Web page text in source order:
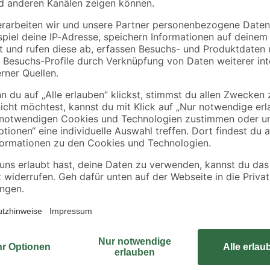
halbrund auf 4 Füßen
28,5 x 15 x 9,5 cm
7,99€
cm schiefergrau
2.499,00 €
Massivholz
Das Doppelcarport 'Classic 1'
11,5 cm Pfosten viel Platz unter
Carport schützt dein Fahrzeug
Witterungseinflüssen im ganzen
Carport hat eine Innenbreite von
Platz für deine Fahrzeuge. Die
im Lieferumfang enthalten.